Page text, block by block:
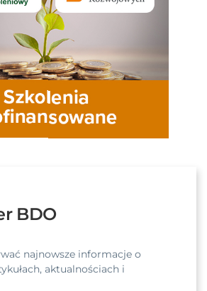
BDO
najnowsze informacje o
aktualnościach i